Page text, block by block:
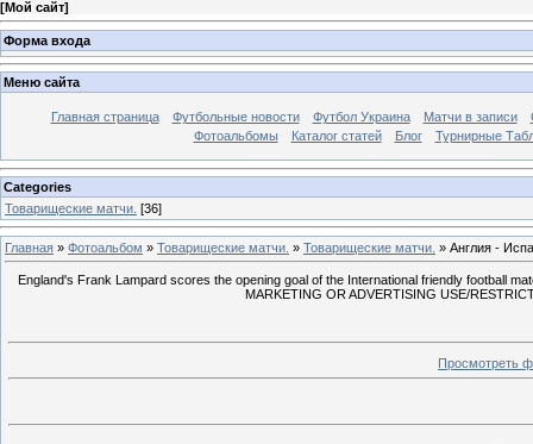
[Мой сайт]
Форма входа
Меню сайта
Главная страница Футбольные новости Футбол Украина Матчи в записи
Фотоальбомы
Каталог статей Блог Турнирные
Categories
Товарищеские матчи. [36]
Главная » Фотоальбом » Товарищеские матчи. » Товарищеские матчи. » Англия -
England's Frank Lampard scores the opening goal of the International friendly football
MARKETING OR ADVERTISING USE/
Просмотреть